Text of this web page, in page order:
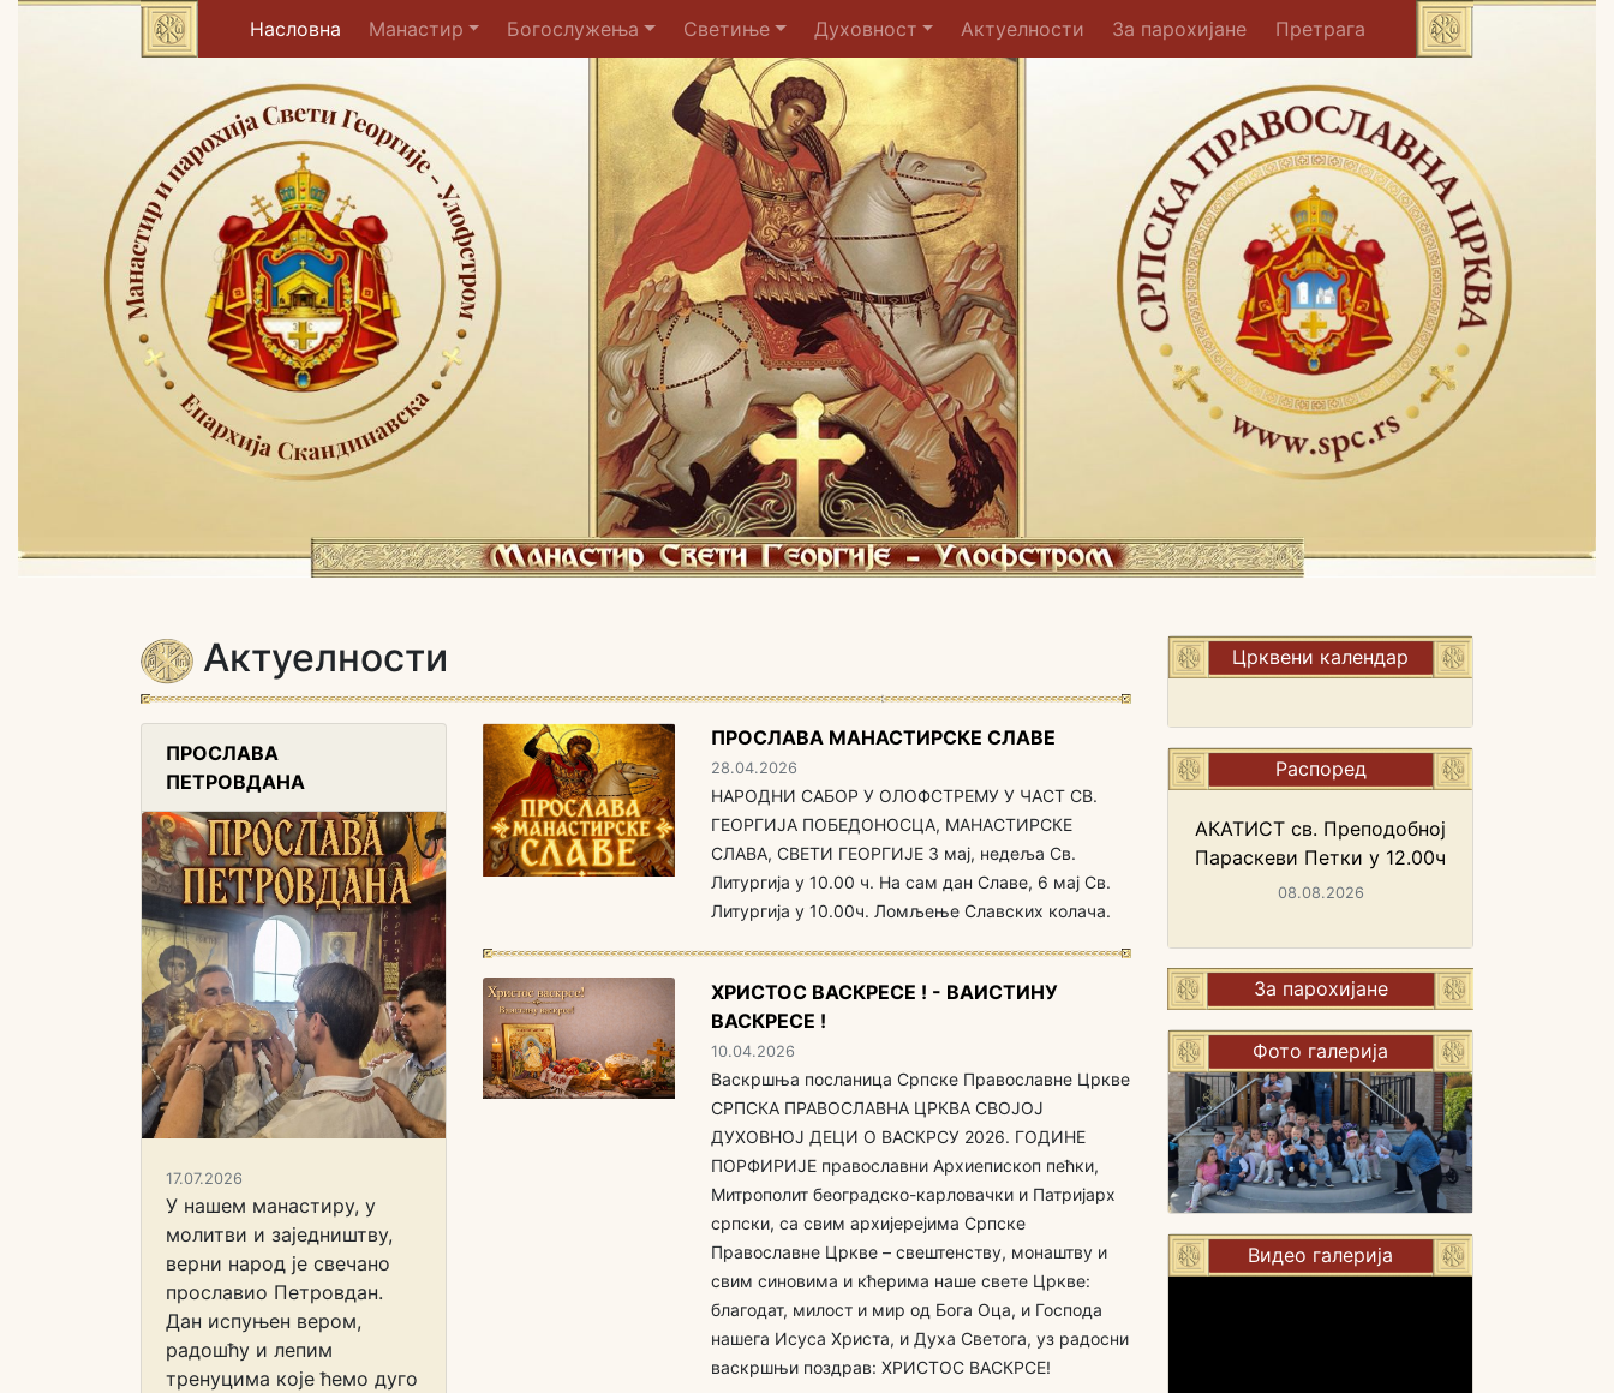
Насловна(current)
Манастир Богослужења Светиње Духовност Актуелности За парохијане Претрага
Актуелности
ПРОСЛАВА
ПЕТРОВДАНА
17.07.2026
У нашем манастиру, у
молитви и заједништву,
верни народ је свечано
прославио Петровдан.
Дан испуњен вером,
радошћу и лепим
тренуцима које ћемо дуго
ПРОСЛАВА МАНАСТИРСКЕ СЛАВЕ
28.04.2026
НАРОДНИ САБОР У ОЛОФСТРЕМУ У ЧАСТ СВ.
ГЕОРГИЈА ПОБЕДОНОСЦА, МАНАСТИРСКЕ
СЛАВА, СВЕТИ ГЕОРГИЈЕ 3 мај, недеља Св.
Литургија у 10.00 ч. На сам дан Славе, 6 мај Св.
Литургија у 10.00ч. Ломљење Славских колача.
ХРИСТОС ВАСКРЕСЕ ! - ВАИСТИНУ
ВАСКРЕСЕ !
10.04.2026
Васкршња посланица Српске Православне Цркве
СРПСКА ПРАВОСЛАВНА ЦРКВА СВОЈОЈ
ДУХОВНОЈ ДЕЦИ O ВАСКРСУ 2026. ГОДИНЕ
ПОРФИРИЈЕ православни Архиепископ пећки,
Митрополит београдско-карловачки и Патријарх
српски, са свим aрхијерејима Српске
Православне Цркве – свештенству, монаштву и
свим синовима и кћерима наше свете Цркве:
благодат, милост и мир од Бога Оца, и Господа
нашега Исуса Христа, и Духа Светога, уз радосни
васкршњи поздрав: ХРИСТОС ВАСКРСЕ!
Црквени календар
Распоред
богослужења
АКАТИСТ св. Преподобној
Параскеви Петки у 12.00ч
08.08.2026
За парохијане
Фото галерија
Видео галерија